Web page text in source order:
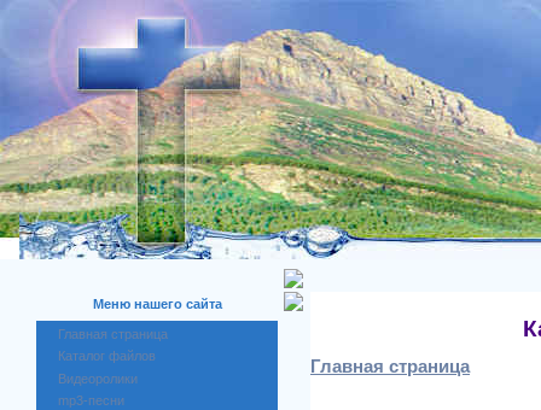
Меню нашего сайта
Главная страница
Каталог файлов
Видеоролики
mp3-песни
Главная страница